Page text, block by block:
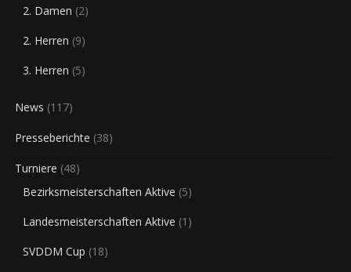
2. Damen (2)
2. Herren (9)
3. Herren (5)
News (117)
Presseberichte (38)
Turniere (48)
Bezirksmeisterschaften Aktive (5)
Landesmeisterschaften Aktive (1)
SVDDM Cup (18)